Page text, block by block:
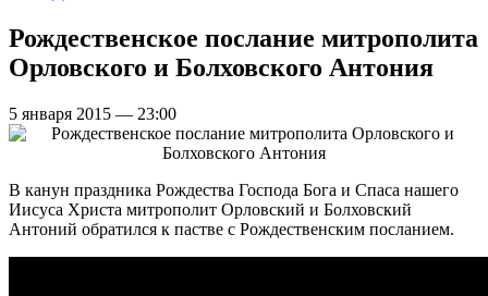
Рождественское послание митрополита
Орловского и Болховского Антония
5 января 2015 — 23:00
В канун праздника Рождества Господа Бога и Спаса нашего
Иисуса Христа митрополит Орловский и Болховский
Антоний обратился к пастве с Рождественским посланием.